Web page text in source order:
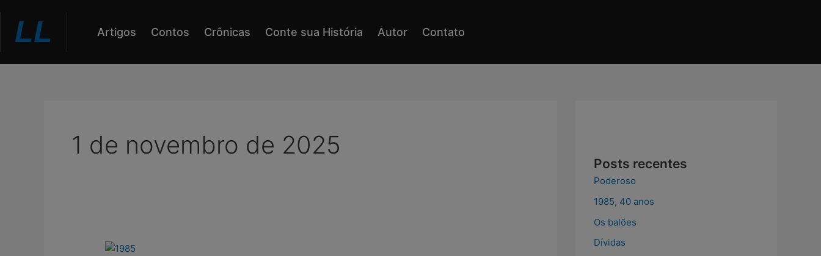
conteúdo
LL Artigos Contos Crônicas Conte sua História Autor Contato
c
1 de novembro de 2025
1985,
Posts recentes
Poderoso
1985, 40 anos
Os balões
Dívidas